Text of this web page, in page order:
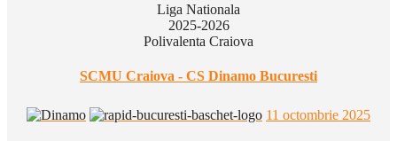
Liga Nationala
2025-2026
Polivalenta Craiova
SCMU Craiova - CS Dinamo Bucuresti
11 octombrie 2025